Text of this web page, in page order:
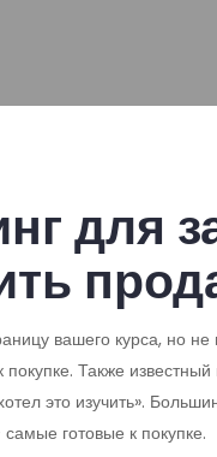
для
вашего курса, но
. Также известный
это изучить».
готовые к покупке.